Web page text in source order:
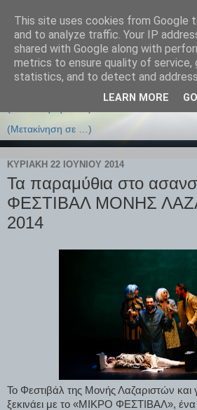
ΚΥΡΙΑΚΉ 22 ΙΟΥΝΊΟΥ 2014
Τα παραμύθια στο
ΦΕΣΤΙΒΑΛ ΜΟΝΗΣ
2014
Το Φεστιβάλ της Μονής Λαζαριστών και
ξεκινάει με το «ΜΙΚΡΟ ΦΕΣΤΙΒΑΛ»,
This site uses cookies from Google
and to analyze traffic. Your IP
shared with Google along with
metrics to ensure quality of service,
statistics, and to detect and
LEARN MORE